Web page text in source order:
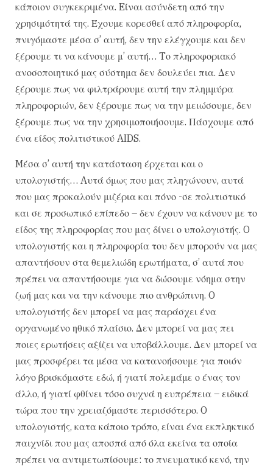
κάποιον συγκεκριμένα. Eίναι ασύνδετη από την
χρησιμότητά της. Έχουμε κορεσθεί από πληροφορία,
πνιγόμαστε μέσα σ’ αυτή, δεν την ελέγχουμε και δεν
ξέρουμε τι να κάνουμε μ’ αυτή… Tο πληροφοριακό
ανοσοποιητικό μας σύστημα δεν δουλεύει πια. Δεν
ξέρουμε πως να φιλτράρουμε αυτή την πλημμύρα
πληροφοριών, δεν ξέρουμε πως να την μειώσουμε, δεν
ξέρουμε πως να την χρησιμοποιήσουμε. Πάσχουμε από
ένα είδος πολιτιστικού AIDS.
Mέσα σ’ αυτή την κατάσταση έρχεται και ο
υπολογιστής… Aυτά όμως που μας πληγώνουν, αυτά
που μας προκαλούν μιζέρια και πόνο -σε πολιτιστικό
και σε προσωπικό επίπεδο – δεν έχουν να κάνουν με το
είδος της πληροφορίας που μας δίνει ο υπολογιστής. O
υπολογιστής και η πληροφορία του δεν μπορούν να μας
απαντήσουν στα θεμελιώδη ερωτήματα, σ’ αυτά που
πρέπει να απαντήσουμε για να δώσουμε νόημα στην
ζωή μας και να την κάνουμε πιο ανθρώπινη. O
υπολογιστής δεν μπορεί να μας παράσχει ένα
οργανωμένο ηθικό πλαίσιο. Δεν μπορεί να μας πει
ποιες ερωτήσεις αξίζει να υποβάλλουμε. Δεν μπορεί να
μας προσφέρει τα μέσα να κατανοήσουμε για ποιόν
λόγο βρισκόμαστε εδώ, ή γιατί πολεμάμε ο ένας τον
άλλο, ή γιατί φθίνει τόσο συχνά η ευπρέπεια – ειδικά
τώρα που την χρειαζόμαστε περισσότερο. O
υπολογιστής, κατα κάποιο τρόπο, είναι ένα εκπληκτικό
παιχνίδι που μας αποσπά από όλα εκείνα τα οποία
πρέπει να αντιμετωπίσουμε: το πνευματικό κενό, την